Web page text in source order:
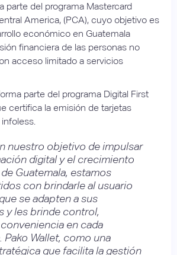
parte del programa Mastercard
America, (PCA), cuyo objetivo es
económico en Guatemala
financiera de las personas no
acceso limitado a servicios
parte del programa Digital First
certifica la emisión de tarjetas
nuestro objetivo de impulsar
digital y el crecimiento
Guatemala, estamos
con brindarle al usuario
se adapten a sus
y les brinde control,
en cada
Pako Wallet, como una
que facilita la gestión